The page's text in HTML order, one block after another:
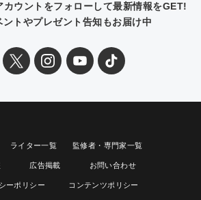
ウントをフォローして最新情報をGET!
ントやプレゼント告知もお届け中
ライター一覧 監修者・専門家一覧
広告掲載 お問い合わせ
ーポリシー コンテンツポリシー